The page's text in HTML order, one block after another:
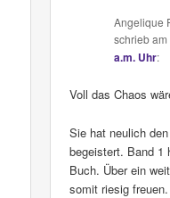
Angelique
schriebam
a.m. Uhr:
Voll das Chaos
Sie hat neulich
begeistert. Band 1
Buch. Über ein
somit riesig freuen.